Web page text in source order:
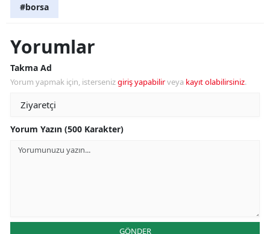
#borsa
Yorumlar
Takma Ad
Yorum yapmak için, istersenizgiriş yapabilirveya kayıt olabilirsiniz.
Yorum Yazın (500 Karakter)
GÖNDER